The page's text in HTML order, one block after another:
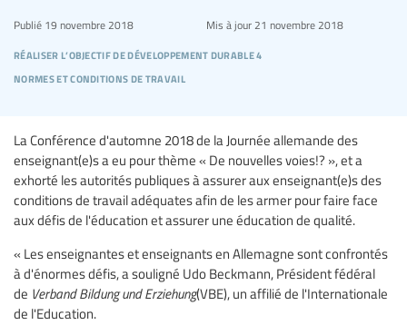
réaliser l’objectif de développement durable 4
normes et conditions de travail
Publié 19 novembre 2018 Mis à jour21 novembre 2018
La Conférence d'automne 2018 de la Journée allemande des
enseignant(e)s a eu pour thème « De nouvelles voies!? », et a
exhorté les autorités publiques à assurer aux enseignant(e)s des
conditions de travail adéquates afin de les armer pour faire face
aux défis de l'éducation et assurer une éducation de qualité.
« Les enseignantes et enseignants en Allemagne sont confrontés
à d'énormes défis, a souligné Udo Beckmann, Président fédéral
de Verband Bildung und Erziehung(VBE), un affilié de l'Internationale
de l'Education.